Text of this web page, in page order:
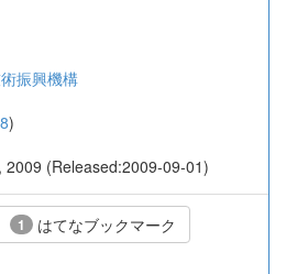
振興機構
)
(Released:2009-09-01)
1 はてなブックマーク